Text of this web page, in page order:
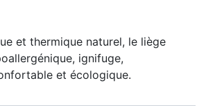
et thermique naturel, le liège
ignifuge,
et écologique.